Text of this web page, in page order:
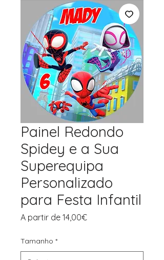
Painel Redondo
Spidey e a Sua
Superequipa
Personalizado
para Festa Infantil
A partir de 14,00€Preço
Tamanho *